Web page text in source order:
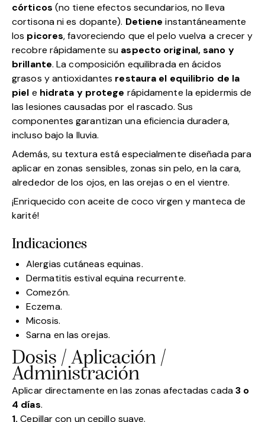
córticos (no tiene efectos secundarios, no lleva
cortisona ni es dopante). Detiene instantáneamente
los picores, favoreciendo que el pelo vuelva a crecer y
recobre rápidamente su aspecto original, sano y
brillante. La composición equilibrada en ácidos
grasos y antioxidantes restaura el equilibrio de la
piel e hidrata y protege rápidamente la epidermis de
las lesiones causadas por el rascado. Sus
componentes garantizan una eficiencia duradera,
incluso bajo la lluvia.
Además, su textura está especialmente diseñada para
aplicar en zonas sensibles, zonas sin pelo, en la cara,
alrededor de los ojos, en las orejas o en el vientre.
¡Enriquecido con aceite de coco virgen y manteca de
karité!
Indicaciones
Alergias cutáneas equinas.
Dermatitis estival equina recurrente.
Comezón.
Eczema.
Micosis.
Sarna en las orejas.
Dosis / Aplicación /
Administración
Aplicar directamente en las zonas afectadas cada3 o
4 días.
1.Cepillar con un cepillo suave.